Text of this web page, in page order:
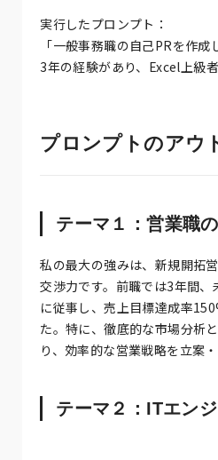
実行したプロンプト：
「一般事務職の自己PRを作
3年の経験があり、Excel上級者
プロンプトのアウ
テーマ１：営業職
私の最大の強みは、新規開拓
交渉力です。前職では3年間
に従事し、売上目標達成率
た。特に、徹底的な市場分析
り、効率的な営業戦略を立案
テーマ２：ITエン